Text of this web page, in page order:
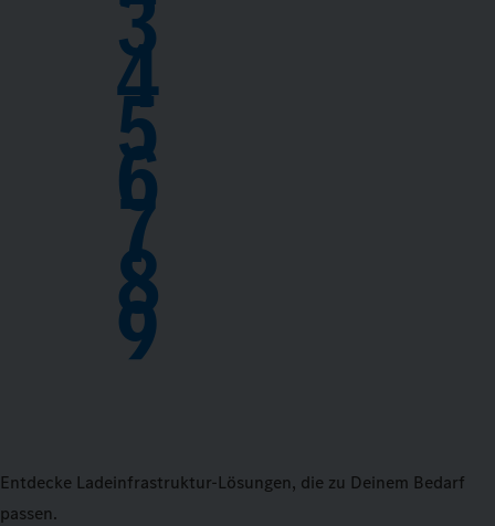
4
5
6
7
8
9
Entdecke Ladeinfrastruktur-Lösungen, die zu Deinem Bedarf
passen.